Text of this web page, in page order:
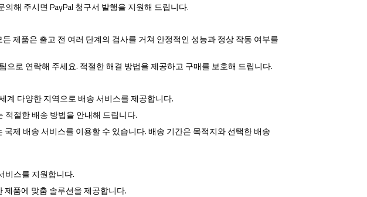
의해 주시면 PayPal 청구서 발행을 지원해 드립니다.
제품은 출고 전 여러 단계의 검사를 거쳐 안정적인 성능과 정상 작동 여부를
로 연락해 주세요. 적절한 해결 방법을 제공하고 구매를 보호해 드립니다.
계 다양한 지역으로 배송 서비스를 제공합니다.
적절한 배송 방법을 안내해 드립니다.
국제 배송 서비스를 이용할 수 있습니다. 배송 기간은 목적지와 선택한 배송
비스를 지원합니다.
제품에 맞춤 솔루션을 제공합니다.